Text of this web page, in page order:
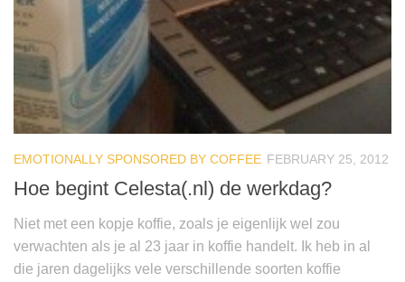
EMOTIONALLY SPONSORED BY COFFEE FEBRUARY 25, 2012
Hoe begint Celesta(.nl) de werkdag?
Niet met een kopje koffie, zoals je eigenlijk wel zou
verwachten als je al 23 jaar in koffie handelt. Ik heb in al
die jaren dagelijks vele verschillende soorten koffie